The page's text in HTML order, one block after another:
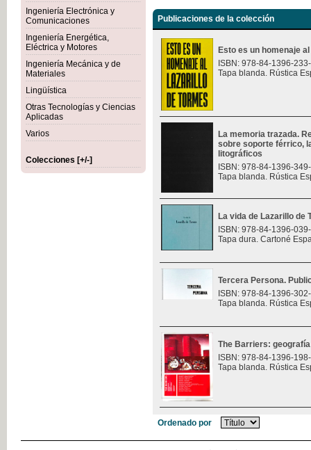
Ingeniería Electrónica y
Comunicaciones
Ingeniería Energética,
Eléctrica y Motores
Ingeniería Mecánica y de
Materiales
Lingüística
Otras Tecnologías y Ciencias
Aplicadas
Varios
Colecciones [+/-]
Publicaciones de la colección
Esto es un homenaje
ISBN: 978-84-1396-
Tapa blanda. Rústica
La memoria trazada.
sobre soporte férrico,
litográficos
ISBN: 978-84-1396-
Tapa blanda. Rústica
La vida de Lazarillo de
ISBN: 978-84-1396-
Tapa dura. Cartoné
Tercera Persona.
ISBN: 978-84-1396-
Tapa blanda. Rústica
The Barriers:
ISBN: 978-84-1396-
Tapa blanda. Rústica
Ordenado por